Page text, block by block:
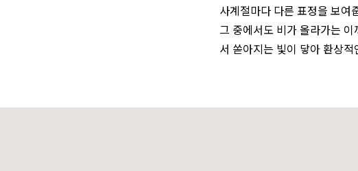
사계절마다 다른 표정을 보여
그 중에서도 비가 올라가는
서 쏟아지는 빛이 닿아 환상